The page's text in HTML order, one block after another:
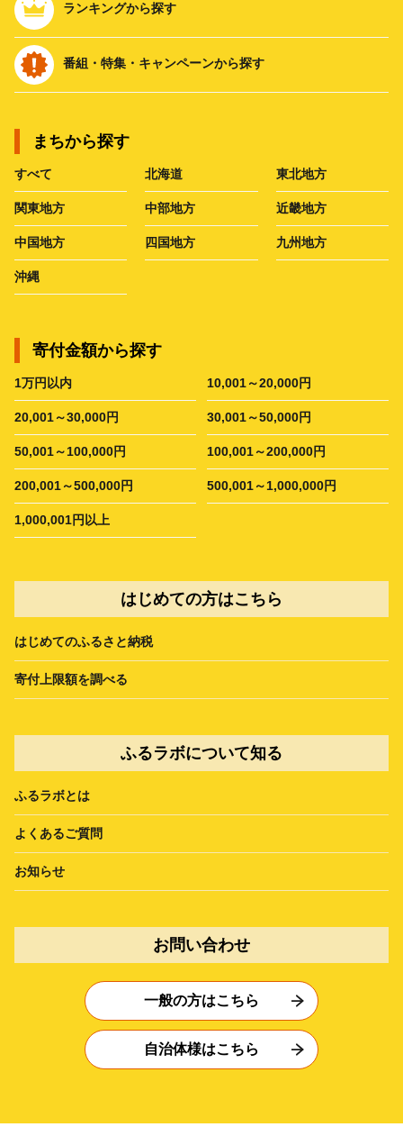
ランキングから探す
番組・特集・キャンペーンから探す
まちから探す
すべて 北海道 東北地方
関東地方 中部地方 近畿地方
中国地方 四国地方 九州地方
沖縄
寄付金額から探す
1万円以内 10,001～20,000円
20,001～30,000円 30,001～50,000円
50,001～100,000円 100,001～200,000円
200,001～500,000円 500,001～1,000,000円
1,000,001円以上
はじめての方はこちら
はじめてのふるさと納税
寄付上限額を調べる
ふるラボについて知る
ふるラボとは
よくあるご質問
お知らせ
お問い合わせ
一般の方はこちら
自治体様はこちら